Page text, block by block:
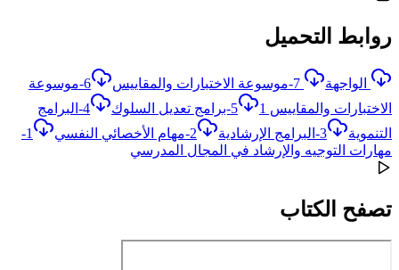
روابط التحميل
الواجهة
6-موسوعة
الاختبارات والمقاييس 1
5-برامج تعديل السلوك
4-البرامج
التنموية
3-البرامج الإرشادية 2-مهام الأخصائي النفسي
1-
مهارات التوجيه والإرشاد في المجال المدرسي
تصفح الكتاب